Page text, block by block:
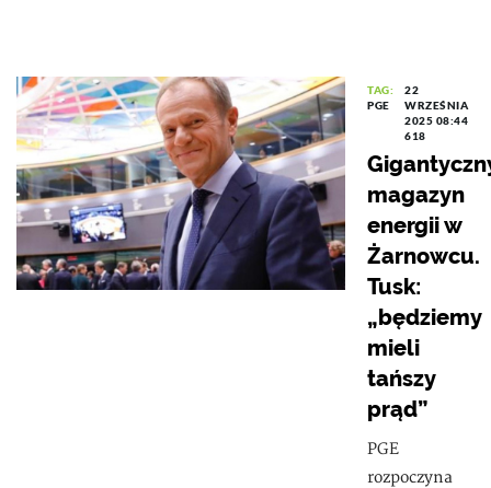
TAG:
PGE
22
WRZEŚNIA
2025 08:44
618
magazyn
energii w
Żarnowcu.
Tusk:
„będziemy
mieli
tańszy
prąd”
PGE
rozpoczyna